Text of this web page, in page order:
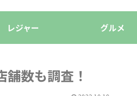
レジャー グルメ
数も調査！